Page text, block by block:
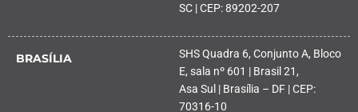
SC | CEP: 89202-207
BRASÍLIA
SHS Quadra 6, Conjunto A, Bloco
E, sala nº 601 | Brasil 21,
Asa Sul | Brasília – DF | CEP:
70316-10